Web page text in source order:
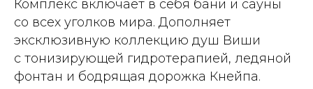
Комплекс включает в себя бани и сауны
со всех уголков мира. Дополняет
эксклюзивную коллекцию душ Виши
с тонизирующей гидротерапией, ледяной
фонтан и бодрящая дорожка Кнейпа.